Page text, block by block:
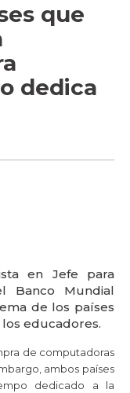
que
dedica
en Jefe para
Banco Mundial
de los países
educadores.
de computadoras
ambos países
dedicado a la